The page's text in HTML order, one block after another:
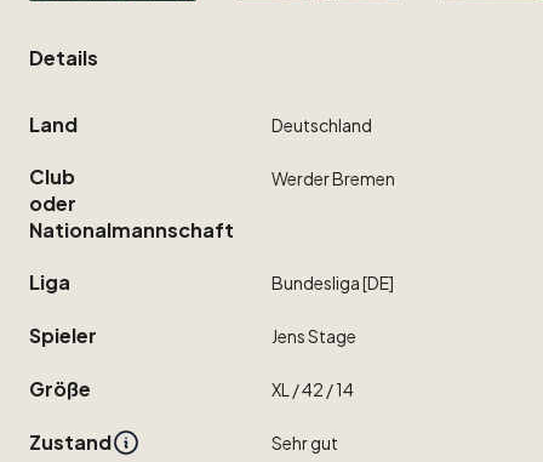
Details
Land Deutschland
Club
oder
Nationalmannschaft
WerderBremen
Liga Bundesliga[DE]
Spieler JensStage
Größe XL ​/​42 ​/​14
Zustand Sehrgut